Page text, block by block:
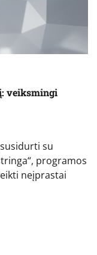
veiksmingi
su
programos
neįprastai